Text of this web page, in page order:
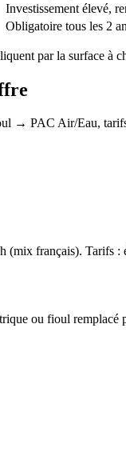
Investissement élevé,
Obligatoire tous les 2
par la surface à
→ PAC Air/Eau,
français). Tarifs :
ou fioul remplacé